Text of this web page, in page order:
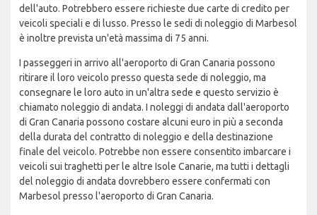
dell'auto. Potrebbero essere richieste due carte di credito per
veicoli speciali e di lusso. Presso le sedi di noleggio di Marbesol
è inoltre prevista un'età massima di 75 anni.
I passeggeri in arrivo all'aeroporto di Gran Canaria possono
ritirare il loro veicolo presso questa sede di noleggio, ma
consegnare le loro auto in un'altra sede e questo servizio è
chiamato noleggio di andata. I noleggi di andata dall'aeroporto
di Gran Canaria possono costare alcuni euro in più a seconda
della durata del contratto di noleggio e della destinazione
finale del veicolo. Potrebbe non essere consentito imbarcare i
veicoli sui traghetti per le altre Isole Canarie, ma tutti i dettagli
del noleggio di andata dovrebbero essere confermati con
Marbesol presso l'aeroporto di Gran Canaria.